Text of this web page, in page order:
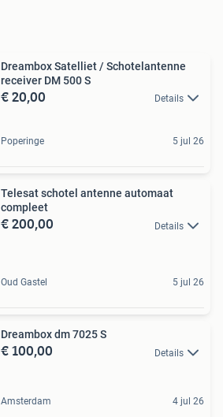
Dreambox Satelliet / Schotelantenne
receiver DM 500 S
€ 20,00 Details
Poperinge 5 jul 26
Telesat schotel antenne automaat
compleet
€ 200,00 Details
Oud Gastel 5 jul 26
Dreambox dm 7025 S
€ 100,00 Details
Amsterdam 4 jul 26